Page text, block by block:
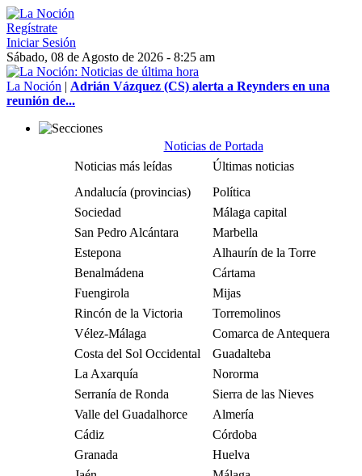
Regístrate
Iniciar Sesión
Sábado, 08 de Agosto de 2026 - 8:25 am
La Noción | Adrián Vázquez (CS) alerta a Reynders en una
reunión de...
Noticias de Portada
Noticias más leídas
Últimas noticias
Andalucía (provincias)
Política
Sociedad
Málaga capital
San Pedro Alcántara
Marbella
Estepona
Alhaurín de la Torre
Benalmádena
Cártama
Fuengirola
Mijas
Rincón de la Victoria
Torremolinos
Vélez-Málaga
Comarca de Antequera
Costa del Sol Occidental
Guadalteba
La Axarquía
Nororma
Serranía de Ronda
Sierra de las Nieves
Valle del Guadalhorce
Almería
Cádiz
Córdoba
Granada
Huelva